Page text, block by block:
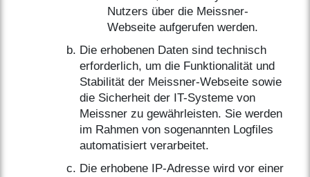
Nutzers über die Meissner-
Webseite aufgerufen werden.
Die erhobenen Daten sind technisch
erforderlich, um die Funktionalität und
Stabilität der Meissner-Webseite sowie
die Sicherheit der IT-Systeme von
Meissner zu gewährleisten. Sie werden
im Rahmen von sogenannten Logfiles
automatisiert verarbeitet.
Die erhobene IP-Adresse wird vor einer